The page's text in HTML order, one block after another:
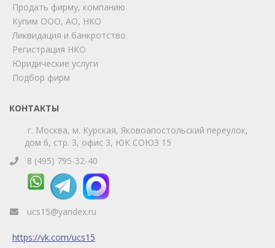
Продать фирму, компанию
Купим ООО, АО, НКО
Ликвидация и банкротство
Регистрация НКО
Юридические услуги
Подбор фирм
КОНТАКТЫ
г. Москва, м. Курская, Яковоапостольский переулок,
дом 6, стр. 3, офис 3, ЮК СОЮЗ 15
8 (495) 795-32-40
ucs15@yandex.ru
https://vk.com/ucs15
Мы на связи!
Позвоните нам или свяжитесь с нами через любой
удобный мессенджер!
Telegram
Телефон